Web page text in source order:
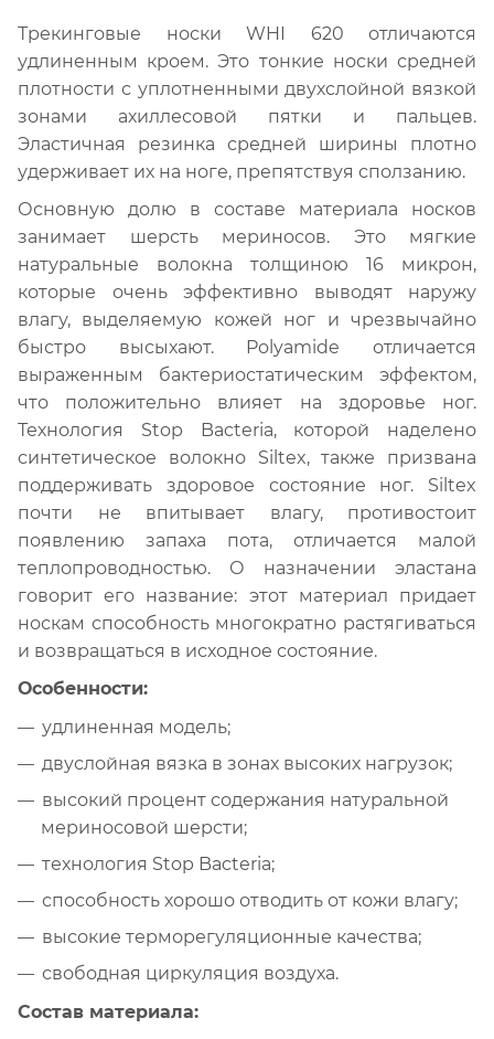
Трекинговые носки WHI 620 отличаются
удлиненным кроем. Это тонкие носки средней
плотности с уплотненными двухслойной вязкой
зонами ахиллесовой пятки и пальцев.
Эластичная резинка средней ширины плотно
удерживает их на ноге, препятствуя сползанию.
Основную долю в составе материала носков
занимает шерсть мериносов. Это мягкие
натуральные волокна толщиною 16 микрон,
которые очень эффективно выводят наружу
влагу, выделяемую кожей ног и чрезвычайно
быстро высыхают. Polyamide отличается
выраженным бактериостатическим эффектом,
что положительно влияет на здоровье ног.
Технология Stop Bacteria, которой наделено
синтетическое волокно Siltex, также призвана
поддерживать здоровое состояние ног. Siltex
почти не впитывает влагу, противостоит
появлению запаха пота, отличается малой
теплопроводностью. О назначении эластана
говорит его название: этот материал придает
носкам способность многократно растягиваться
и возвращаться в исходное состояние.
Особенности:
удлиненная модель;
двуслойная вязка в зонах высоких нагрузок;
высокий процент содержания натуральной
мериносовой шерсти;
технология Stop Bacteria;
способность хорошо отводить от кожи влагу;
высокие терморегуляционные качества;
свободная циркуляция воздуха.
Состав материала: